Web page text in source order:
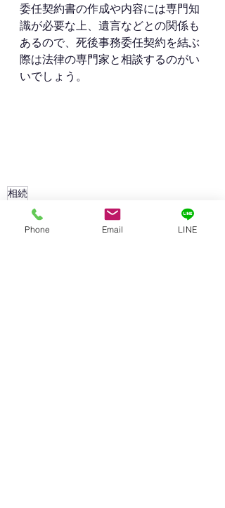
委任契約書の作成や内容には専門知
識が必要な上、遺言などとの関係も
あるので、死後事務委任契約を結ぶ
際は法律の専門家と相談するのがい
いでしょう。
相続
Phone Email LINE